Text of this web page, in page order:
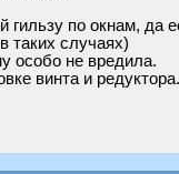
гильзу по окнам,
таких случаях)
особо не вредила.
винта и